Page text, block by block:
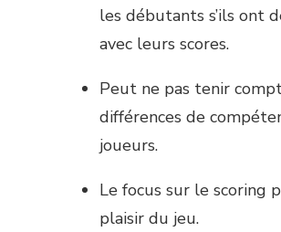
les débutants s’ils ont
avec leurs scores.
Peut ne pas tenir
différences de
joueurs.
Le focus sur le scoring
plaisir du jeu.